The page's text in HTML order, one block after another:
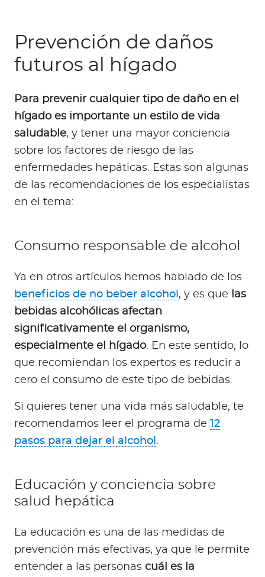
Prevención de daños
futuros al hígado
Para prevenir cualquier tipo de daño en el
hígado es importante un estilo de vida
saludable, y tener una mayor conciencia
sobre los factores de riesgo de las
enfermedades hepáticas. Estas son algunas
de las recomendaciones de los especialistas
en el tema:
Consumo responsable de alcohol
Ya en otros artículos hemos hablado de los
beneficios de no beber alcohol , y es que
las
bebidas alcohólicas afectan
significativamente el organismo,
especialmente el hígado. En este sentido, lo
que recomiendan los expertos es reducir a
cero el consumo de este tipo de bebidas.
Si quieres tener una vida más saludable, te
recomendamos leer el programa de 12
pasos para dejar el alcohol .
Educación y conciencia sobre
salud hepática
La educación es una de las medidas de
prevención más efectivas, ya que le permite
entender a las personas cuál es la